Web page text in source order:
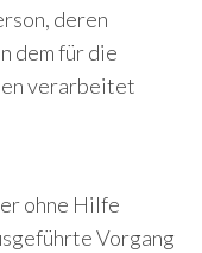
deren
dem für die
verarbeitet
ohne Hilfe
Vorgang